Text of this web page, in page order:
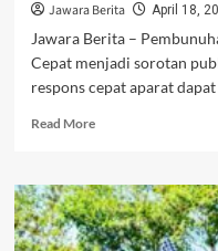
Jawara Berita April 18,
Jawara Berita –
Cepat menjadi sorotan
respons cepat aparat
Read MoreRead
Pembunuhan
Perempuan
di
Tangsel